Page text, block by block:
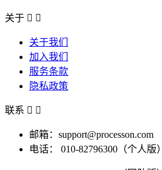
关于  
关于我们
加入我们
服务条款
隐私政策
联系  
邮箱：support@processon.com
电话：
010-82796300（个人版）